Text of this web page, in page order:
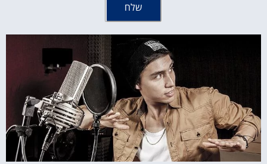
שלח